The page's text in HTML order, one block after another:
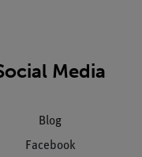
Media
Blog
Facebook